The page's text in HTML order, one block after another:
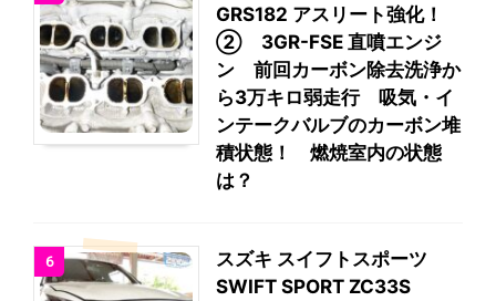
GRS182 アスリート強化！
② 3GR-FSE 直噴エンジ
ン 前回カーボン除去洗浄か
ら3万キロ弱走行 吸気・イ
ンテークバルブのカーボン堆
積状態！ 燃焼室内の状態
は？
6
スズキ スイフトスポーツ
SWIFT SPORT ZC33S